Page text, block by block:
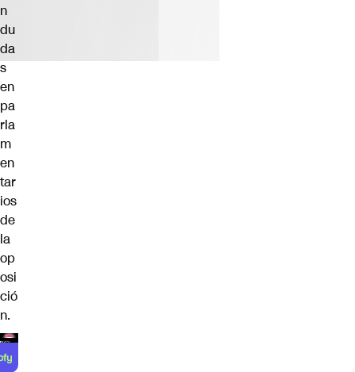
n
du
da
s
en
pa
rla
m
en
tar
ios
de
la
op
osi
ció
n.